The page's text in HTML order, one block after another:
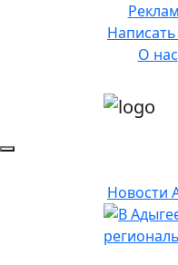
О нас
Новости